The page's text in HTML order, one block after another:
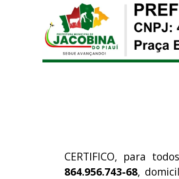
CERTIFICO, para
864.956.743-68,